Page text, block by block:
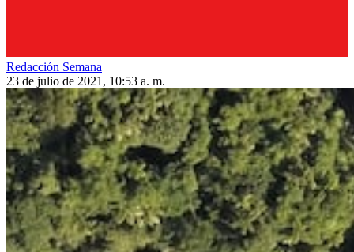
Redacción Semana
23 de julio de 2021, 10:53 a. m.